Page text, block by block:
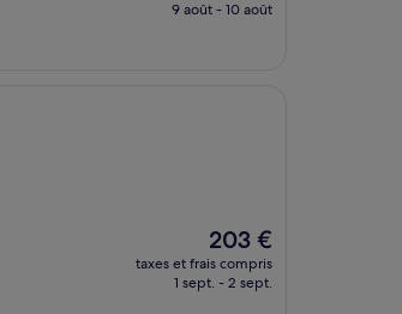
prix
9 août - 10 août
Le
nouveau
prix
203 €
taxes et frais compris
1 sept. - 2 sept.